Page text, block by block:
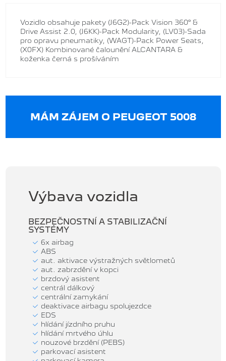
Výbava vozidla
BEZPEČNOSTNÍ A STABILIZAČNÍ
SYSTÉMY
6x airbag
ABS
aut. aktivace výstražných světlometů
aut. zabrzdění v kopci
brzdový asistent
centrál dálkový
centrální zamykání
deaktivace airbagu spolujezdce
EDS
hlídání jízdního pruhu
hlídání mrtvého úhlu
nouzové brzdění (PEBS)
parkovací asistent
Vozidlo obsahuje pakety (J6G2)-Pack Vision 360° &
Drive Assist 2.0, (J6KK)-Pack Modularity, (LV03)-Sada
pro opravu pneumatiky, (WAGT)-Pack Power Seats,
(X0FX) Kombinované čalounění ALCANTARA &
koženka černá s prošíváním
MÁM ZÁJEM O PEUGEOT 5008